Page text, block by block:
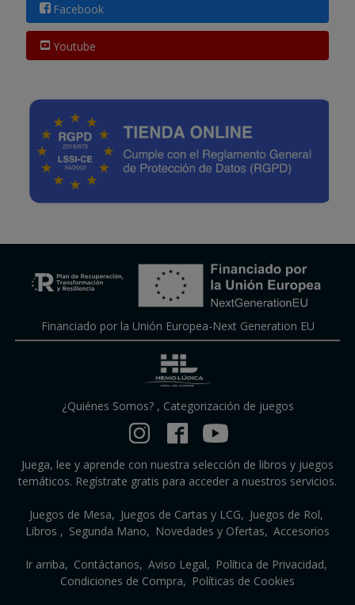
Facebook
Youtube
Financiado por la Unión Europea-Next Generation EU
¿Quiénes Somos?, Categorización de juegos
Juega, lee y aprende con nuestra selección de libros y juegos
temáticos. Regístrate gratis para acceder a nuestros servicios.
Juegos de Mesa Juegos de Cartas y LCG
Juegos de Rol
Libros
Segunda Mano Novedades y Ofertas Accesorios
Ir arriba Contáctanos Aviso Legal
Política de Privacidad
Condiciones de Compra
Políticas de Cookies